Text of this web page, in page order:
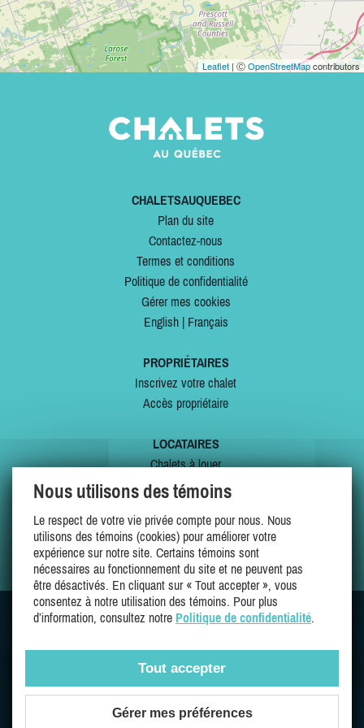
Leaflet | ⒸOpenStreetMapcontributors
CHALETSAUQUEBEC
Plan du site
Contactez-nous
Termes et conditions
Politique de confidentialité
Gérer mes cookies
English| Français
PROPRIÉTAIRES
Inscrivez votre chalet
Accès propriétaire
LOCATAIRES
Chalets à louer
Chalets à vendre
Offres spéciales
Mes favoris
SUIVEZ-NOUS SUR
Une entreprise 100% québécoise et fière de l'être
Nous utilisons des témoins
Le respect de votre vie privée compte pour nous. Nous
utilisons des témoins (cookies) pour améliorer votre
expérience sur notre site. Certains témoins sont
nécessaires au fonctionnement du site et ne peuvent pas
être désactivés. En cliquant sur « Tout accepter », vous
consentez à notre utilisation des témoins. Pour plus
d’information, consultez notre Politique de confidentialité.
Tout accepter
Gérer mes préférences